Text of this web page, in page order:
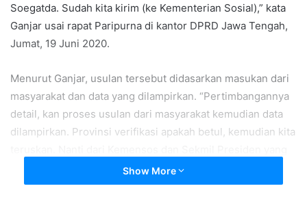
Soegatda. Sudah kita kirim (ke Kementerian Sosial),” kata
Ganjar usai rapat Paripurna di kantor DPRD Jawa Tengah,
Jumat, 19 Juni 2020.
Menurut Ganjar, usulan tersebut didasarkan masukan dari
masyarakat dan data yang dilampirkan. “Pertimbangannya
detail, kan proses usulan dari masyarakat kemudian data
dilampirkan. Provinsi verifikasi apakah betul, kemudian kita
memutuskan terakhir,” jelas Ganjar Pranowo.
Show More